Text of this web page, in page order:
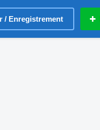
/ Enregistrement